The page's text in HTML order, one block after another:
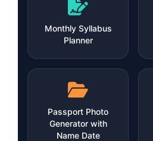
Monthly Syllabus
Planner
Passport Photo
Generator with
Name Date